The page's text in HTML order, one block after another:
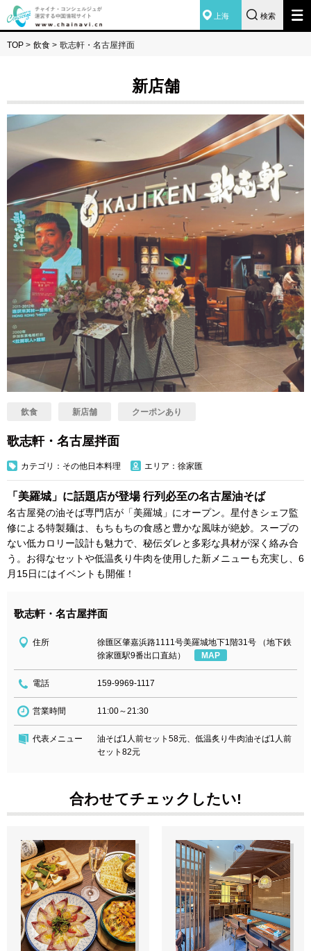
上海 検索
TOP > 飲食 > 歌志軒・名古屋拌面
新店舗
飲食 新店舗 クーポンあり
歌志軒・名古屋拌面
カテゴリ：その他日本料理 エリア：徐家匯
「美羅城」に話題店が登場 行列必至の名古屋油そば
名古屋発の油そば専門店が「美羅城」にオープン。星付きシェフ監
修による特製麺は、もちもちの食感と豊かな風味が絶妙。スープの
ない低カロリー設計も魅力で、秘伝ダレと多彩な具材が深く絡み合
う。お得なセットや低温炙り牛肉を使用した新メニューも充実し、6
月15日にはイベントも開催！
歌志軒・名古屋拌面
住所
徐匯区肇嘉浜路1111号美羅城地下1階31号 （地下鉄
徐家匯駅9番出口直結）
MAP
電話 159-9969-1117
営業時間 11:00～21:30
代表メニュー
油そば1人前セット58元、低温炙り牛肉油そば1人前
セット82元
合わせてチェックしたい!